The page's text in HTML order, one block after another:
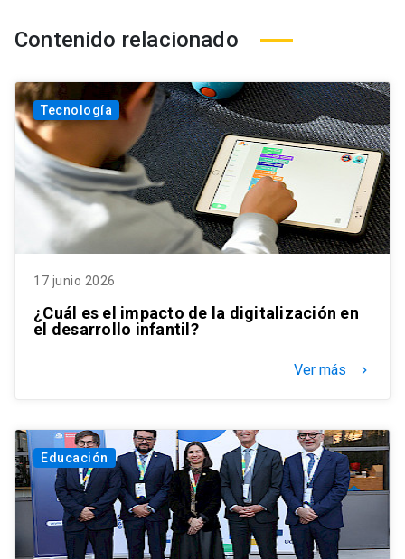
Contenido relacionado
Tecnología
17 junio 2026
¿Cuál es el impacto de la digitalización en
el desarrollo infantil?
Ver más keyboard_arrow_right
Educación